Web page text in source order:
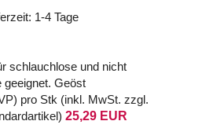
1-4 Tage
schlauchlose und nicht
Geöst
) pro Stk (inkl. MwSt. zzgl.
) 25,29 EUR